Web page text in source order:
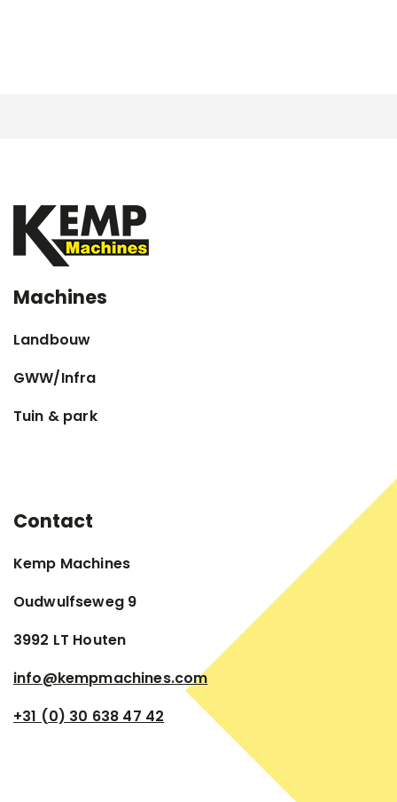
Machines
Landbouw
GWW/Infra
Tuin & park
Contact
Kemp Machines
Oudwulfseweg 9
3992 LT Houten
info@kempmachines.com
+31 (0) 30 638 47 42